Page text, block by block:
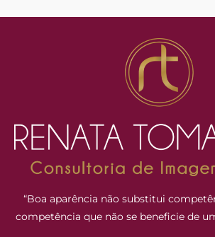
“Boa aparência não substitui
competência que não se beneficie de